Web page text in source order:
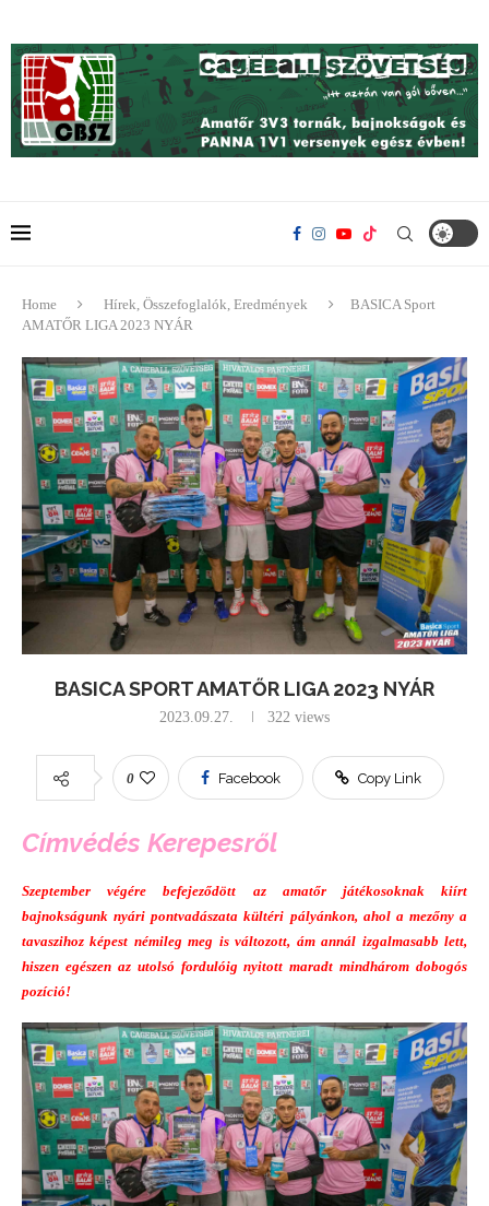
Home Hírek, Összefoglalók, Eredmények
BASICA Sport
AMATŐR LIGA 2023 NYÁR
BASICA SPORT AMATŐR LIGA 2023 NYÁR
2023.09.27. 322 views
0 Facebook Copy Link
Címvédés Kerepesről
Szeptember végére befejeződött az amatőr játékosoknak kiírt
bajnokságunk nyári pontvadászata kültéri pályánkon, ahol a mezőny a
tavaszihoz képest némileg meg is változott, ám annál izgalmasabb lett,
hiszen egészen az utolsó fordulóig nyitott maradt mindhárom dobogós
pozíció!